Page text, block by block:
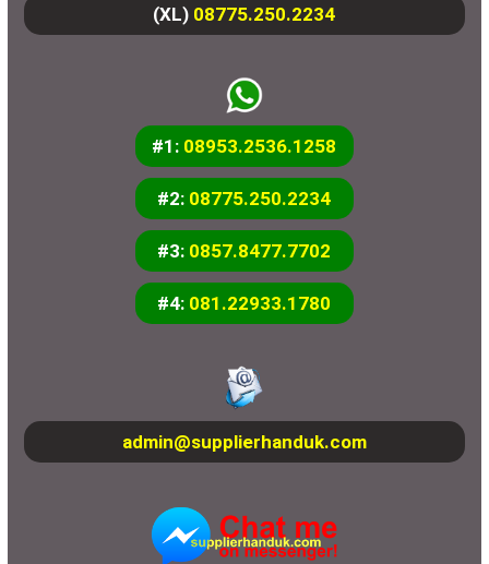
(XL) 08775.250.2234
#1: 08953.2536.1258
#2: 08775.250.2234
#3: 0857.8477.7702
#4: 081.22933.1780
admin@supplierhanduk.com